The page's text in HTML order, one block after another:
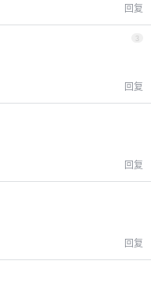
回复
3
回复
回复
回复